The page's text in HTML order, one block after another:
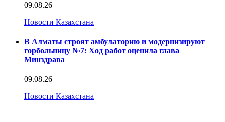
09.08.26
Новости Казахстана
В Алматы строят амбулаторию и модернизируют
горбольницу №7: Ход работ оценила глава
Минздрава
09.08.26
Новости Казахстана